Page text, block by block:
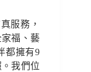
服務，
福、藝
都擁有9
我們位